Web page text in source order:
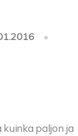
•
kuinka paljon ja